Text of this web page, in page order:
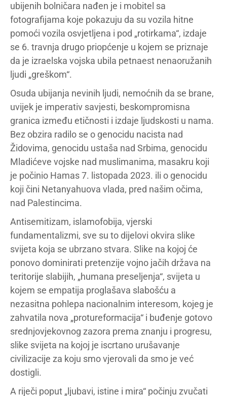
ubijenih bolničara nađen je i mobitel sa
fotografijama koje pokazuju da su vozila hitne
pomoći vozila osvjetljena i pod „rotirkama“, izdaje
se 6. travnja drugo priopćenje u kojem se priznaje
da je izraelska vojska ubila petnaest nenaoružanih
ljudi „greškom“.
Osuda ubijanja nevinih ljudi, nemoćnih da se brane,
uvijek je imperativ savjesti, beskompromisna
granica između etičnosti i izdaje ljudskosti u nama.
Bez obzira radilo se o genocidu nacista nad
Židovima, genocidu ustaša nad Srbima, genocidu
Mladićeve vojske nad muslimanima, masakru koji
je počinio Hamas 7. listopada 2023. ili o genocidu
koji čini Netanyahuova vlada, pred našim očima,
nad Palestincima.
Antisemitizam, islamofobija, vjerski
fundamentalizmi, sve su to dijelovi okvira slike
svijeta koja se ubrzano stvara. Slike na kojoj će
ponovo dominirati pretenzije vojno jačih država na
teritorije slabijih, „humana preseljenja“, svijeta u
kojem se empatija proglašava slabošću a
nezasitna pohlepa nacionalnim interesom, kojeg je
zahvatila nova „protureformacija“ i buđenje gotovo
srednjovjekovnog zazora prema znanju i progresu,
slike svijeta na kojoj je iscrtano urušavanje
civilizacije za koju smo vjerovali da smo je već
dostigli.
A riječi poput „ljubavi, istine i mira“ počinju zvučati